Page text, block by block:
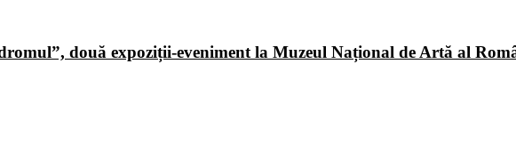
două expoziții-eveniment la Muzeul Național de Artă al